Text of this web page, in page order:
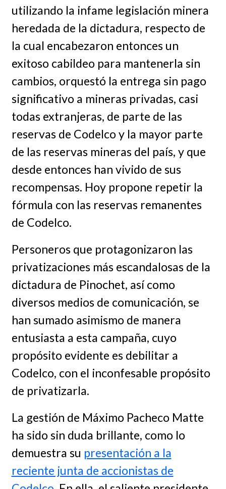
utilizando la infame legislación minera
heredada de la dictadura, respecto de
la cual encabezaron entonces un
exitoso cabildeo para mantenerla sin
cambios, orquestó la entrega sin pago
significativo a mineras privadas, casi
todas extranjeras, de parte de las
reservas de Codelco y la mayor parte
de las reservas mineras del país, y que
desde entonces han vivido de sus
recompensas. Hoy propone repetir la
fórmula con las reservas remanentes
de Codelco.
Personeros que protagonizaron las
privatizaciones más escandalosas de la
dictadura de Pinochet, así como
diversos medios de comunicación, se
han sumado asimismo de manera
entusiasta a esta campaña, cuyo
propósito evidente es debilitar a
Codelco, con el inconfesable propósito
de privatizarla.
La gestión de Máximo Pacheco Matte
ha sido sin duda brillante, como lo
demuestra su presentación a la
reciente junta de accionistas de